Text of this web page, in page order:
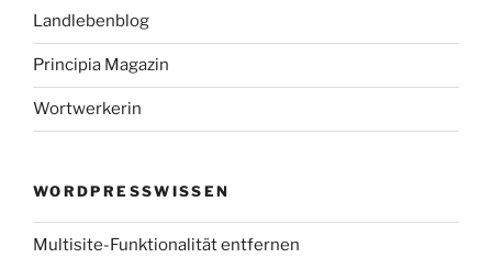
Landlebenblog
Principia Magazin
Wortwerkerin
WORDPRESSWISSEN
Multisite-Funktionalität entfernen